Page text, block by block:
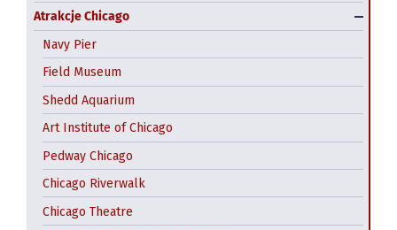
Atrakcje Chicago
Navy Pier
Field Museum
Shedd Aquarium
Art Institute of Chicago
Pedway Chicago
Chicago Riverwalk
Chicago Theatre